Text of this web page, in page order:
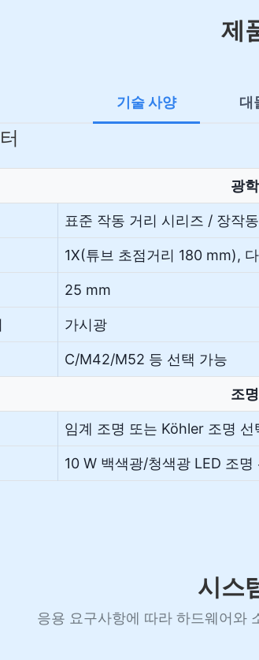
제
기술 사양 대
광
표준 작동 거리 시리즈 / 장작
1X(튜브 초점거리 180 mm),
25 mm
가시광
C/M42/M52 등 선택 가능
조
임계 조명 또는 Köhler 조명 선
10 W 백색광/청색광 LED 조명
시스
응용 요구사항에 따라 하드웨어와